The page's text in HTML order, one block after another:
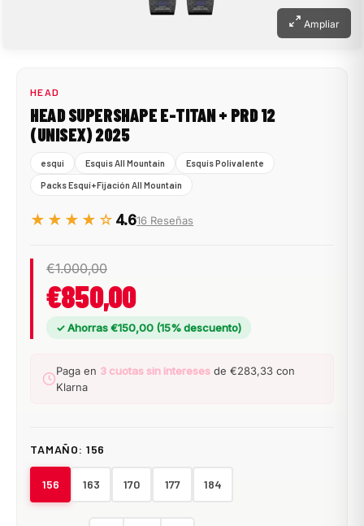
Ampliar
HEAD
HEAD SUPERSHAPE E-TITAN + PRD 12
(UNISEX) 2025
esqui Esquis All Mountain Esquís Polivalente
Packs Esquí+Fijación All Mountain
★★★★☆ 4.616 Reseñas
€1.000,00
€850,00
✓ Ahorras €150,00 (15% descuento)
Paga en 3 cuotas sin intereses de €283,33 con
Klarna
TAMAÑO: 156
156 163 170 177 184